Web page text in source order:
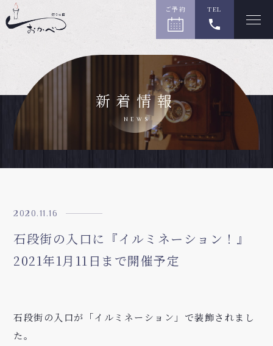
ご予約 TEL
新着情報
NEWS
2020.11.16
石段街の入口に『イルミネーション！』
2021年1月11日まで開催予定
石段街の入口が「イルミネーション」で装飾されまし
た。